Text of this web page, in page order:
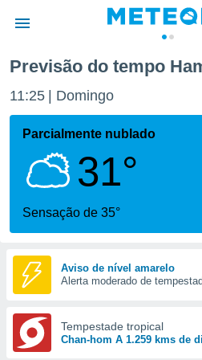
da
fornecidas
a este
das
e
forma
digital
Previsão do tempo
11:25 Domingo
Parcialmente nublado
31°
Sensação de 35°
Aviso de nível amarelo
Alerta moderado de
Tempestade tropical
Chan-hom A 1.259 kms de